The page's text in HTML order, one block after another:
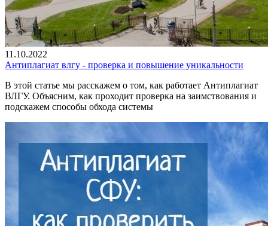
11.10.2022
Антиплагиат влгу - проверка и повышение уникальности
В этой статье мы расскажем о том, как работает Антиплагиат
ВЛГУ. Объясним, как проходит проверка на заимствования и
подскажем способы обхода системы